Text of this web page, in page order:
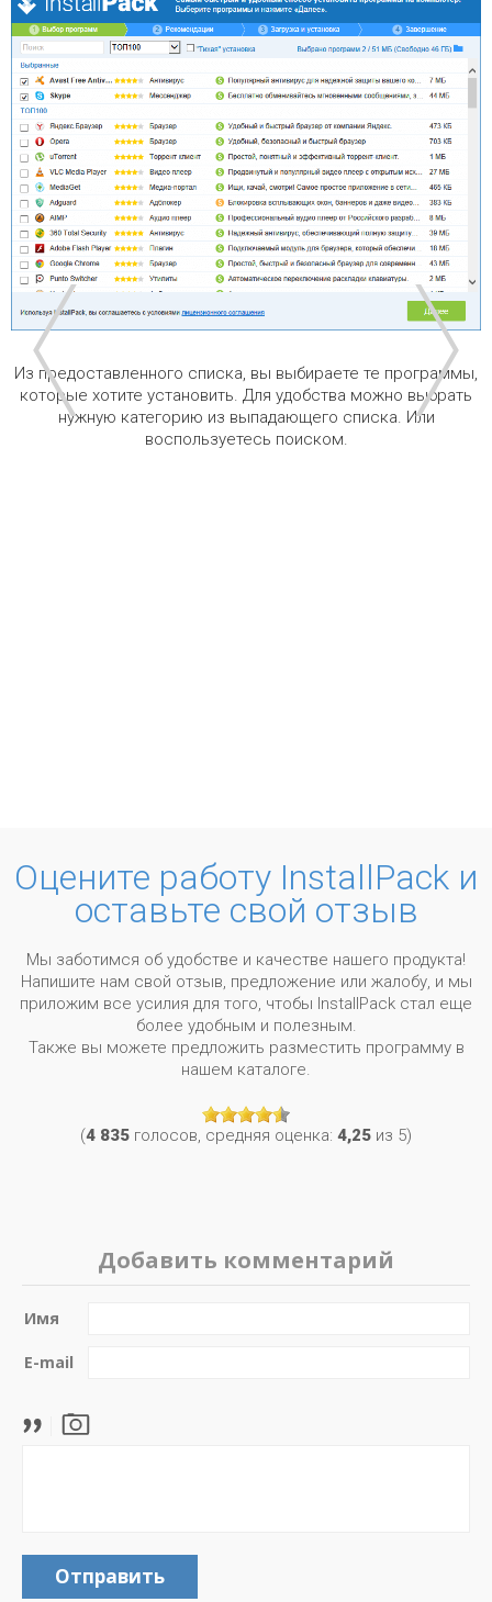
Из предоставленного списка, вы выбираете те программы,
которые хотите установить. Для удобства можно выбрать
нужную категорию из выпадающего списка. Или
воспользуетесь поиском.
Оцените работу InstallPack и
оставьте свой отзыв
Мы заботимся об удобстве и качестве нашего продукта!
Напишите нам свой отзыв, предложение или жалобу, и мы
приложим все усилия для того, чтобы InstallPack стал еще
более удобным и полезным.
Также вы можете предложить разместить программу в
нашем каталоге.
(4 835 голосов, средняя оценка: 4,25 из 5)
Добавить комментарий
Имя
E-mail
Отправить